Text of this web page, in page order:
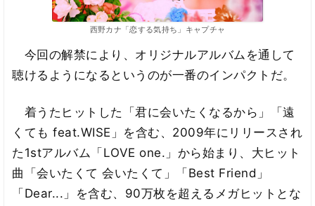
西野カナ「恋する気持ち」キャプチャ
今回の解禁により、オリジナルアルバムを通して
聴けるようになるというのが一番のインパクトだ。
着うたヒットした「君に会いたくなるから」「遠
くても feat.WISE」を含む、2009年にリリースされ
た1stアルバム「LOVE one.」から始まり、大ヒット
曲「会いたくて 会いたくて」「Best Friend」
「Dear...」を含む、90万枚を超えるメガヒットとな